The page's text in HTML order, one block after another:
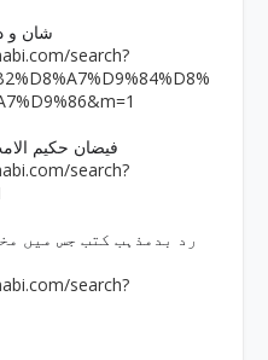
�� شان
search?
�� فیضان حکیم
search?
search?